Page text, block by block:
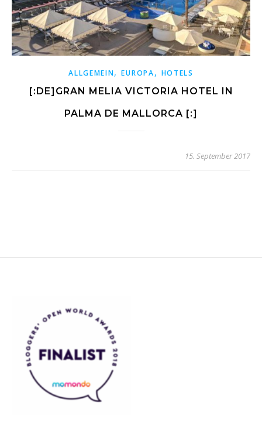
ALLGEMEIN,EUROPA, HOTELS
[:DE]GRAN MELIA VICTORIA HOTEL IN
PALMA DE MALLORCA [:]
15. September 2017